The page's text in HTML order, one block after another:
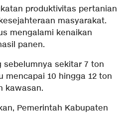
produktivitas pertanian
masyarakat.
mengalami kenaikan
panen.
sebelumnya sekitar 7 ton
mencapai 10 hingga 12 ton
kawasan.
Pemerintah Kabupaten